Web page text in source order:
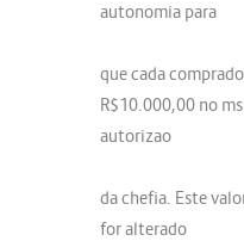
autonomia para
que cada
R$10.000,00 no
autorizao
da chefia. Este
for alterado